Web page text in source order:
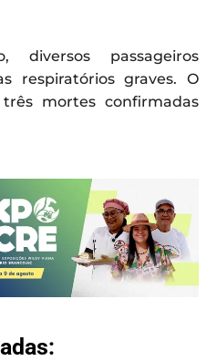
diversos passageiros
respiratórios graves. O
mortes confirmadas